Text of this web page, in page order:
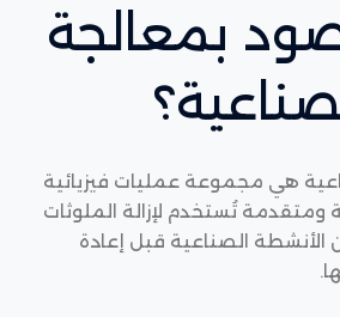
بمعالجة
هي مجموعة عمليات فيزيائية
ومتقدمة تُستخدم لإزالة الملوثات
الأنشطة الصناعية قبل إعادة